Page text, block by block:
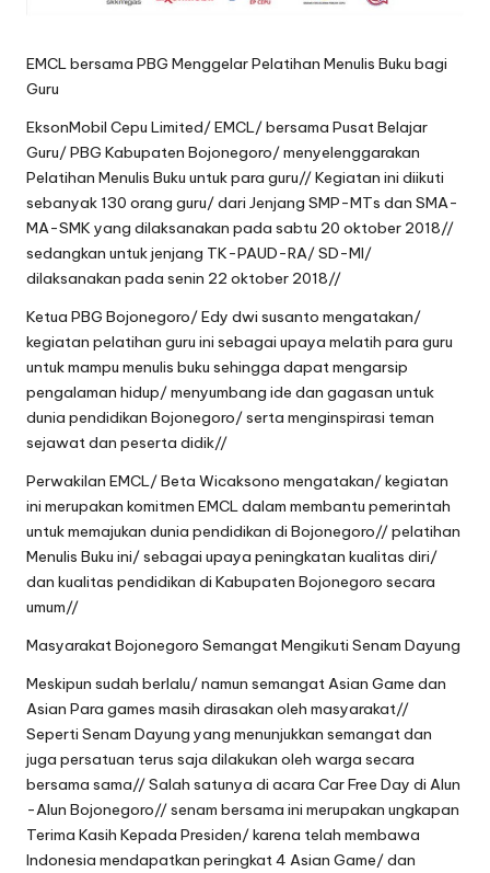
EMCL bersama PBG Menggelar Pelatihan Menulis Buku bagi
Guru
EksonMobil Cepu Limited/ EMCL/ bersama Pusat Belajar
Guru/ PBG Kabupaten Bojonegoro/ menyelenggarakan
Pelatihan Menulis Buku untuk para guru// Kegiatan ini diikuti
sebanyak 130 orang guru/ dari Jenjang SMP-MTs dan SMA-
MA-SMK yang dilaksanakan pada sabtu 20 oktober 2018//
sedangkan untuk jenjang TK-PAUD-RA/ SD-MI/
dilaksanakan pada senin 22 oktober 2018//
Ketua PBG Bojonegoro/ Edy dwi susanto mengatakan/
kegiatan pelatihan guru ini sebagai upaya melatih para guru
untuk mampu menulis buku sehingga dapat mengarsip
pengalaman hidup/ menyumbang ide dan gagasan untuk
dunia pendidikan Bojonegoro/ serta menginspirasi teman
sejawat dan peserta didik//
Perwakilan EMCL/ Beta Wicaksono mengatakan/ kegiatan
ini merupakan komitmen EMCL dalam membantu pemerintah
untuk memajukan dunia pendidikan di Bojonegoro// pelatihan
Menulis Buku ini/ sebagai upaya peningkatan kualitas diri/
dan kualitas pendidikan di Kabupaten Bojonegoro secara
umum//
Masyarakat Bojonegoro Semangat Mengikuti Senam Dayung
Meskipun sudah berlalu/ namun semangat Asian Game dan
Asian Para games masih dirasakan oleh masyarakat//
Seperti Senam Dayung yang menunjukkan semangat dan
juga persatuan terus saja dilakukan oleh warga secara
bersama sama// Salah satunya di acara Car Free Day di Alun
-Alun Bojonegoro// senam bersama ini merupakan ungkapan
Terima Kasih Kepada Presiden/ karena telah membawa
Indonesia mendapatkan peringkat 4 Asian Game/ dan